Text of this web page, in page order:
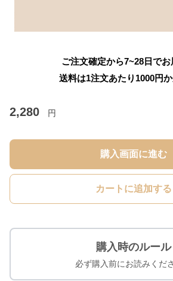
ご注文確定から7~28日でお
送料は1注文あたり 1000円
2,280 円
購入画面に進む
カートに追加する
購入時のルール
必ず購入前にお読みくだ